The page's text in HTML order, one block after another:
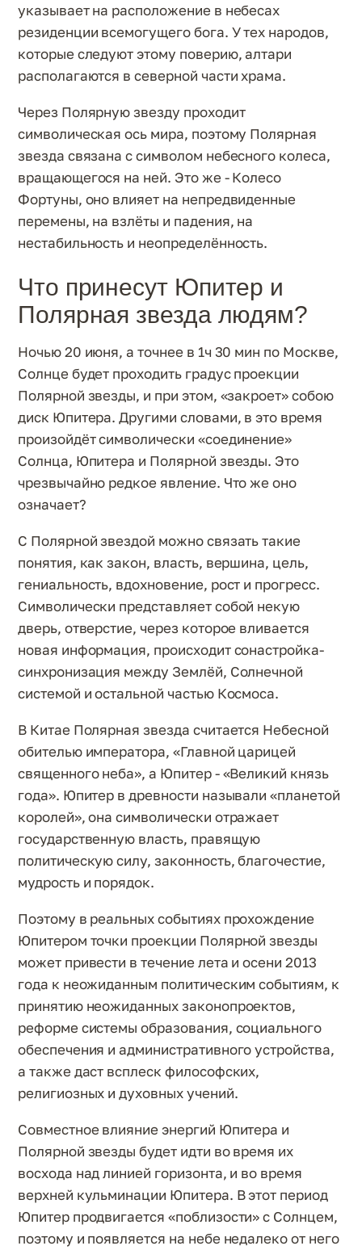
указывает на расположение в небесах
резиденции всемогущего бога. У тех народов,
которые следуют этому поверию, алтари
располагаются в северной части храма.
Через Полярную звезду проходит
символическая ось мира, поэтому Полярная
звезда связана с символом небесного колеса,
вращающегося на ней. Это же - Колесо
Фортуны, оно влияет на непредвиденные
перемены, на взлёты и падения, на
нестабильность и неопределённость.
Что принесут Юпитер и
Полярная звезда людям?
Ночью 20 июня, а точнее в 1ч 30 мин по Москве,
Солнце будет проходить градус проекции
Полярной звезды, и при этом, «закроет» собою
диск Юпитера. Другими словами, в это время
произойдёт символически «соединение»
Солнца, Юпитера и Полярной звезды. Это
чрезвычайно редкое явление. Что же оно
означает?
С Полярной звездой можно связать такие
понятия, как закон, власть, вершина, цель,
гениальность, вдохновение, рост и прогресс.
Символически представляет собой некую
дверь, отверстие, через которое вливается
новая информация, происходит сонастройка-
синхронизация между Землёй, Солнечной
системой и остальной частью Космоса.
В Китае Полярная звезда считается Небесной
обителью императора, «Главной царицей
священного неба», а Юпитер - «Великий князь
года». Юпитер в древности называли «планетой
королей», она символически отражает
государственную власть, правящую
политическую силу, законность, благочестие,
мудрость и порядок.
Поэтому в реальных событиях прохождение
Юпитером точки проекции Полярной звезды
может привести в течение лета и осени 2013
года к неожиданным политическим событиям, к
принятию неожиданных законопроектов,
реформе системы образования, социального
обеспечения и административного устройства,
а также даст всплеск философских,
религиозных и духовных учений.
Совместное влияние энергий Юпитера и
Полярной звезды будет идти во время их
восхода над линией горизонта, и во время
верхней кульминации Юпитера. В этот период
Юпитер продвигается «поблизости» с Солнцем,
поэтому и появляется на небе недалеко от него